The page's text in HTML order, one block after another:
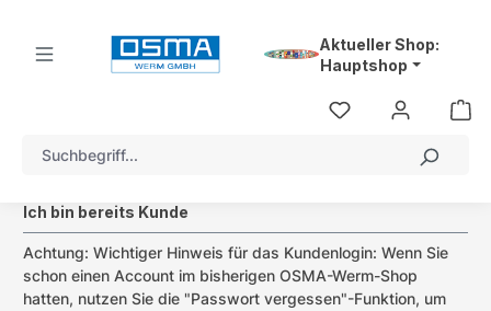
Aktueller Shop:
Hauptshop
Ich bin bereits Kunde
Achtung: Wichtiger Hinweis für das Kundenlogin: Wenn Sie
schon einen Account im bisherigen OSMA-Werm-Shop
hatten, nutzen Sie die "Passwort vergessen"-Funktion, um